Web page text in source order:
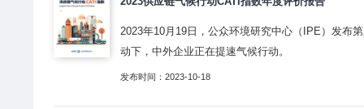
2023年10月19日，公众环境研究中心（IPE）发布
动下，中外企业正在提速气候行动。
发布时间：2023-10-18